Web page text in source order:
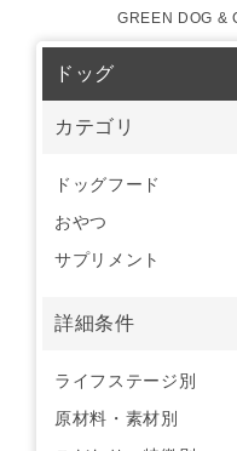
GREEN DOG &
ドッグ
カテゴリ
ドッグフード
おやつ
サプリメント
詳細条件
ライフステージ別
原材料・素材別